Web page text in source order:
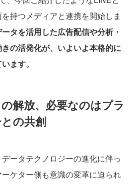
持つメディアと連携を開始しま
タを活用した広告配信や分析・
の活発化が、いよいよ本格的に
ます。
解放、必要なのはプラ
の共創
ータテクノロジーの進化に伴っ
ケター側も意識の変革に迫られ